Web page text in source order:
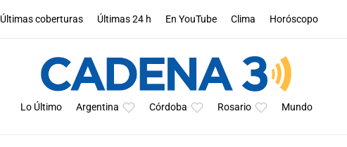
Últimas coberturas Últimas 24 h En YouTube Clima Horóscopo
Lo Último Argentina Córdoba Rosario Mundo